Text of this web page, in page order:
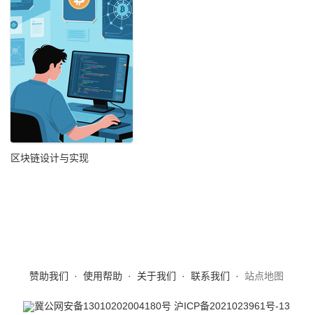
区块链设计与实现
赞助我们 · 使用帮助 · 关于我们 · 联系我们 · 站点地图
冀公网安备13010202004180号 沪ICP备2021023961号-13